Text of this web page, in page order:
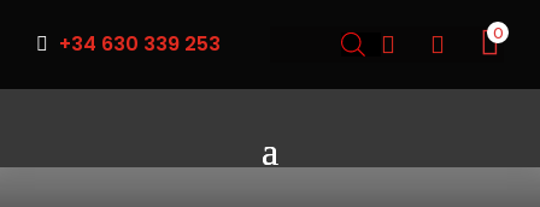
 +34 630 339 253   0